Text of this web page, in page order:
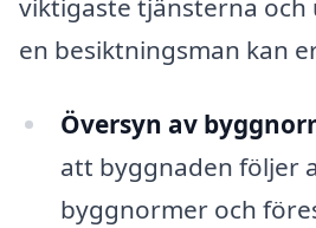
en besiktningsman kan
Översyn av
att byggnaden följer
byggnormer och